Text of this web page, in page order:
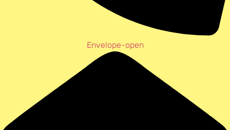
Envelope-open